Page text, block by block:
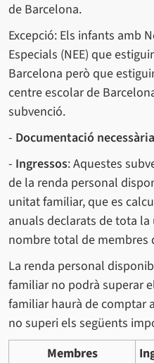
de Barcelona.
Excepció: Els infants amb
Especials (NEE) que
Barcelona però que
centre escolar de
subvenció.
- Documentació necessària
- Ingressos: Aquestes
de la renda personal
unitat familiar, que es
anuals declarats de tota
nombre total de membres
La renda personal
familiar no podrà superar
familiar haurà de comptar
no superi els següents
Membres